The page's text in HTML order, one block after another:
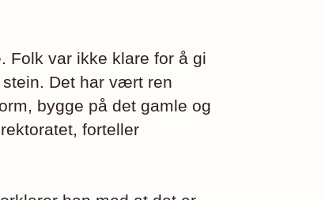
Folk var ikke klare for å gi
Det har vært ren
bygge på det gamle og
forteller